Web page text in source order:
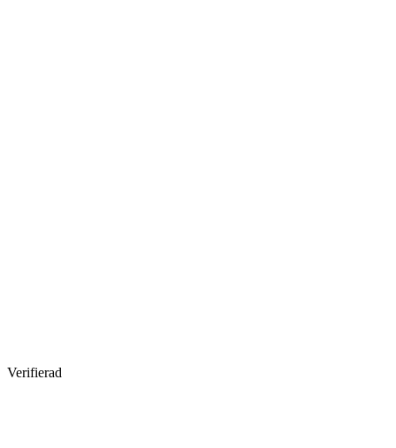
Verifierad